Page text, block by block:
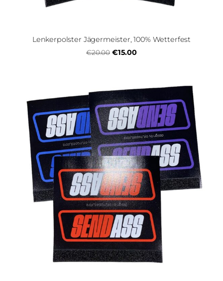
Lenkerpolster Jägermeister, 100% Wetterfest
€20.00 €15.00